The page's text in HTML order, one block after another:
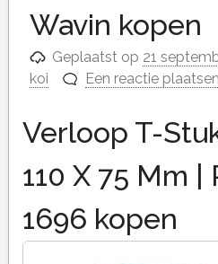
Wavin kopen
Geplaatst op 21
koi
Een reactie plaatsen
Verloop T-
110 X 75 Mm |
1696 kopen